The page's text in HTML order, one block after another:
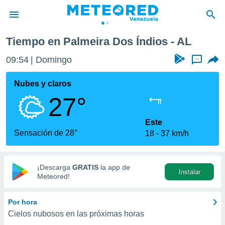
de
ha
calidad.
a este
las
y
digital
basada
Tiempo en Palmeira Dos Índios - AL
09:54 Domingo ...
Nubes y claros
27°
Sensación de 28°
Este
18
37 km/h
¡Descarga GRATIS la app de
Meteored!
Instalar
Por hora
Cielos nubosos en las próximas horas